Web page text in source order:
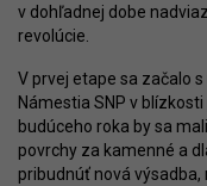
v dohľadnej dobe
revolúcie.
V prvej etape sa začalo
Námestia SNP v
budúceho roka by sa
povrchy za kamenné a
pribudnúť nová